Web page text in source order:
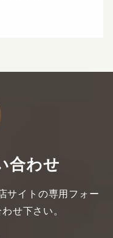
合わせ
サイトの専用フォー
せ下さい。